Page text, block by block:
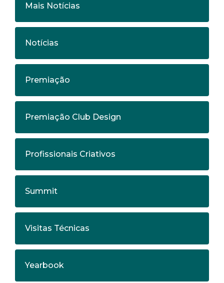
Mais Notícias
Notícias
Premiação
Premiação Club Design
Profissionais Criativos
Summit
Visitas Técnicas
Yearbook